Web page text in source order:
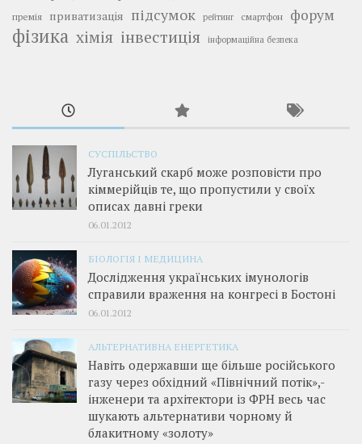
премія приватизація підсумок рейтинг смартфон форум
фізика хімія інвестиція інформаційна безпека
СУСПІЛЬСТВО
Луганський скарб може розповісти про
кіммерійців те, що пропустили у своїх
описах давні греки
06.01.2012
БІОЛОГІЯ І МЕДИЦИНА
Дослідження українських імунологів
справили враження на конгресі в Бостоні
06.01.2012
АЛЬТЕРНАТИВНА ЕНЕРГЕТИКА
Навіть одержавши ще більше російського
газу через обхідний «Північний потік»,­
інженери та архітектори із ФРН весь час
шукають альтернативи чорному й
блакитному «золоту»